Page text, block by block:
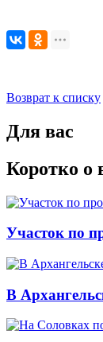
Возврат к списку
Для вас
Коротко о
Участок по
В